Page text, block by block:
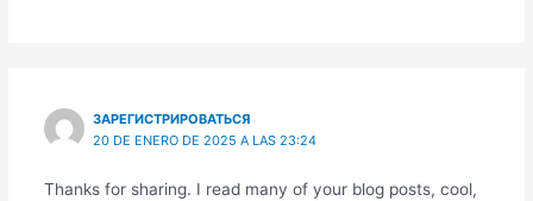
ЗАРЕГИСТРИРОВАТЬСЯ
20 DE ENERO DE 2025 A LAS 23:24
Thanks for sharing. I read many of your blog posts, cool,